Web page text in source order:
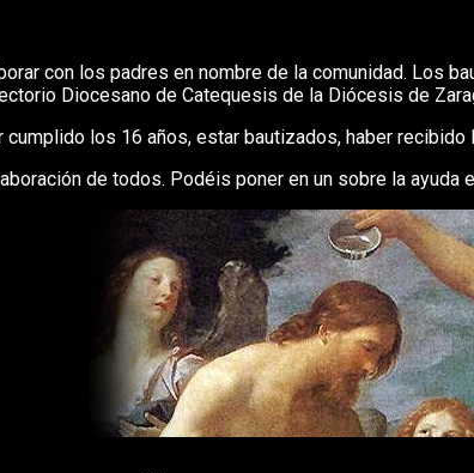
con los padres en nombre de la comunidad. Los
Diocesano de Catequesis de la Diócesis de
los 16 años, estar bautizados, haber
de todos. Podéis poner en un sobre la